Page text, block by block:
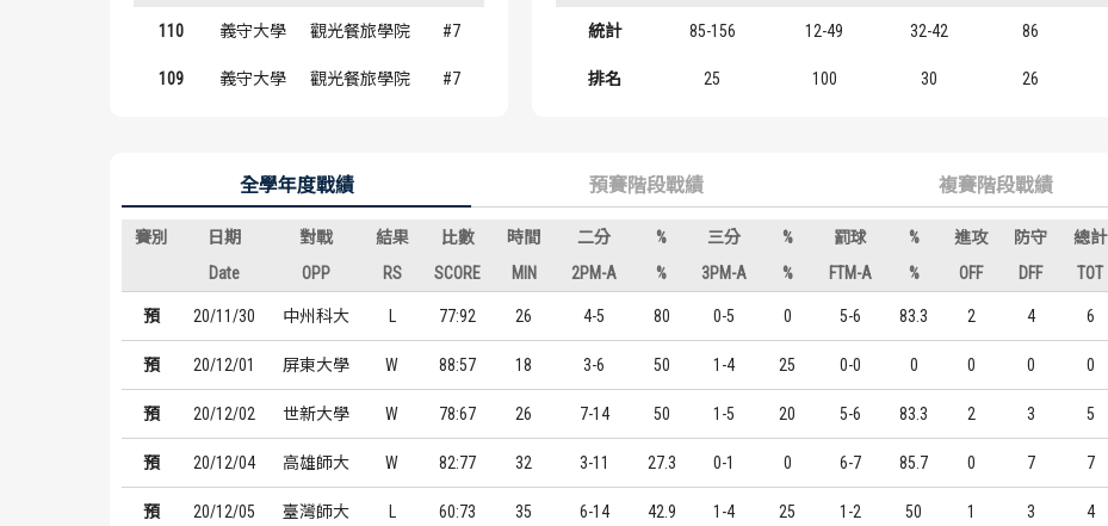
110 義守大學 觀光餐旅學院 #7
109 義守大學 觀光餐旅學院 #7
統計 85-156 12-49 32-42 86
排名 25 100 30 26
全學年度戰績 預賽階段戰績 複賽階段戰績
賽別 日期 對戰 結果 比數 時間 二分 % 三分 % 罰球 % 進攻 防守 總計
Date
OPP RS SCORE MIN 2PM-A % 3PM-A % FTM-A % OFF DFF TOT
預 20/11/30 中州科大 L 77:92 26 4-5 80 0-5 0 5-6 83.3 2 4 6
預 20/12/01 屏東大學 W 88:57 18 3-6 50 1-4 25 0-0 0 0 0 0
預 20/12/02 世新大學 W 78:67 26 7-14 50 1-5 20 5-6 83.3 2 3 5
預 20/12/04 高雄師大 W 82:77 32 3-11 27.3 0-1 0 6-7 85.7 0 7 7
預 20/12/05 臺灣師大 L 60:73 35 6-14 42.9 1-4 25 1-2 50 1 3 4